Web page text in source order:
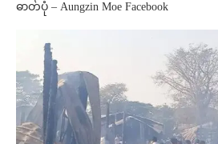
ဓာတ်ပုံ – Aungzin Moe Facebook